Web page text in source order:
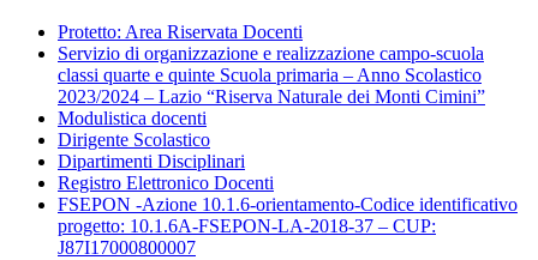
Protetto: Area Riservata Docenti
Servizio di organizzazione e realizzazione campo-scuola
classi quarte e quinte Scuola primaria – Anno Scolastico
2023/2024 – Lazio “Riserva Naturale dei Monti Cimini”
Modulistica docenti
Dirigente Scolastico
Dipartimenti Disciplinari
Registro Elettronico Docenti
FSEPON -Azione 10.1.6-orientamento-Codice identificativo
progetto: 10.1.6A-FSEPON-LA-2018-37 – CUP:
J87I17000800007